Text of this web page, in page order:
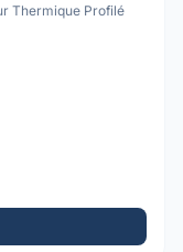
Thermique Profilé